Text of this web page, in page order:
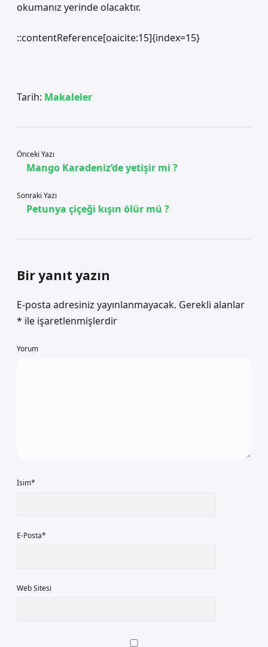
okumanız yerinde olacaktır.
::contentReference[oaicite:15]{index=15}
Tarih: Makaleler
Önceki Yazı
Mango Karadeniz’de yetişir mi ?
Sonraki Yazı
Petunya çiçeği kışın ölür mü ?
Bir yanıt yazın
E-posta adresiniz yayınlanmayacak. Gerekli alanlar
* ile işaretlenmişlerdir
Yorum
İsim*
E-Posta*
Web Sitesi